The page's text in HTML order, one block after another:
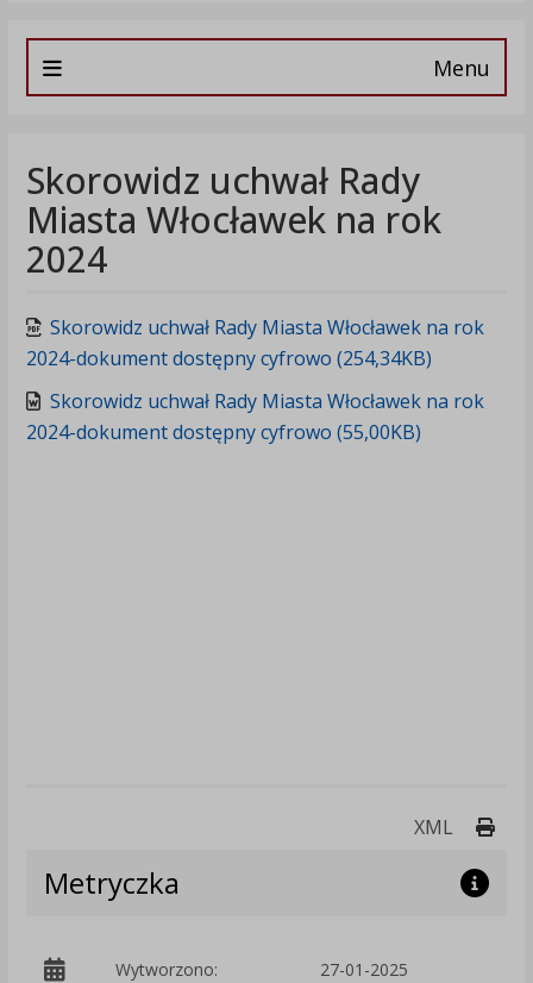
Menu
Skorowidz uchwał Rady
Miasta Włocławek na rok
2024
Skorowidz uchwał Rady Miasta Włocławek na rok
2024-dokument dostępny cyfrowo (254,34KB)
Skorowidz uchwał Rady Miasta Włocławek na rok
2024-dokument dostępny cyfrowo (55,00KB)
XML
Metryczka
Wytworzono: 27-01-2025